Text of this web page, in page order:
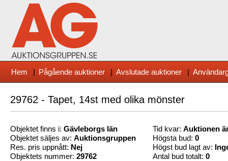
Hem | Pågående auktioner | Avslutade auktioner |
29762 - Tapet, 14st med olika mönster
Objektet finns i: Gävleborgs län
Objektet säljes av: Auktionsgruppen
Res. pris uppnått: Nej
Objektets nummer: 29762
Tid kvar: Auktionen
Högsta bud: 0
Högst bud lagt av:
Antal bud totalt: 0